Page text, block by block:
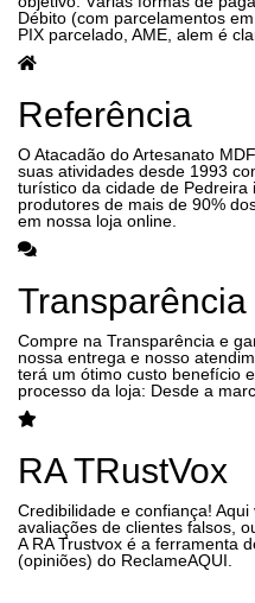
Débito (com parcelamentos
PIX parcelado, AME, alem é
Referência
O Atacadão do Artesanato
suas atividades desde 1993
turístico da cidade de
produtores de mais de 90%
em nossa loja online.
Transparência
Compre na Transparência e
nossa entrega e nosso
terá um ótimo custo benefício
processo da loja: Desde a
RA TRustVox
Credibilidade e confiança!
avaliações de clientes falsos,
A RA Trustvox é a ferramenta
(opiniões) do ReclameAQUI.